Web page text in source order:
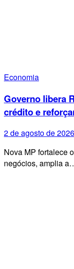
Economia
Governo libera
crédito e
2 de agosto de 2026
Nova MP fortalece
negócios, amplia